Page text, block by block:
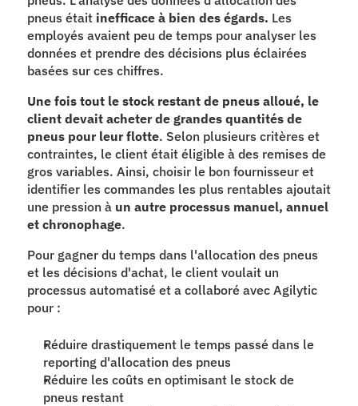
pneus était inefficace à bien des égards. Les
employés avaient peu de temps pour analyser les
données et prendre des décisions plus éclairées
basées sur ces chiffres.
Une fois tout le stock restant de pneus alloué, le
client devait acheter de grandes quantités de
pneus pour leur flotte. Selon plusieurs critères et
contraintes, le client était éligible à des remises de
gros variables. Ainsi, choisir le bon fournisseur et
identifier les commandes les plus rentables ajoutait
une pression à un autre processus manuel, annuel
et chronophage.
Pour gagner du temps dans l'allocation des pneus
et les décisions d'achat, le client voulait un
processus automatisé et a collaboré avec Agilytic
pour :
Réduire drastiquement le temps passé dans le
reporting d'allocation des pneus
Réduire les coûts en optimisant le stock de
pneus restant